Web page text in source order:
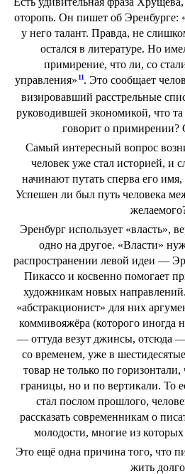
оторопь. Он пишет об Эренбурге:
у него талант. Правда, не
остался в литературе. Но
примирение, что ли, со
управления» 11. Это сообщает
визировавший расстрельные
руководившей экономикой, что
говорит о примирении?
Самый интересный вопрос
человек уже стал историей, и
начинают путать сперва его
Успешен ли был путь человека
Эренбург использует «власть»,
одно на другое. «Власти»
распространении левой идеи —
Пикассо и косвенно помогает
художникам новых
«абстракционист» для них
коммивояжёра (которого иногда
— оттуда везут джинсы, отсюда
со временем, уже в
товар не только по горизонтали,
границы, но и по вертикали. То
стал послом прошлого,
рассказать современникам о
молодости, многие из
Это ещё одна причина того, что
жить